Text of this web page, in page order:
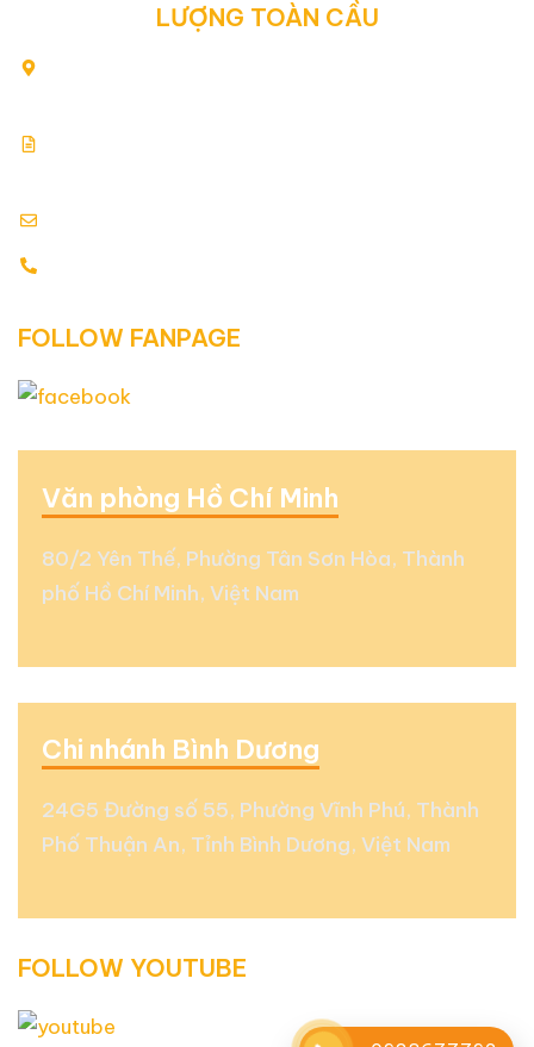
LƯỢNG TOÀN CẦU
FOLLOW FANPAGE
Văn phòng Hồ Chí Minh
80/2 Yên Thế, Phường Tân Sơn Hòa, Thành
phố Hồ Chí Minh, Việt Nam
Chi nhánh Bình Dương
24G5 Đường số 55, Phường Vĩnh Phú, Thành
Phố Thuận An, Tỉnh Bình Dương, Việt Nam
FOLLOW YOUTUBE